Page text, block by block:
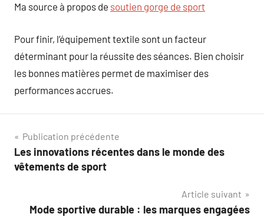
Ma source à propos de soutien gorge de sport
Pour finir, l’équipement textile sont un facteur
déterminant pour la réussite des séances. Bien choisir
les bonnes matières permet de maximiser des
performances accrues.
Navigation
de
Publication précédente
Les innovations récentes dans le monde des
vêtements de sport
Article suivant
Mode sportive durable : les marques engagées